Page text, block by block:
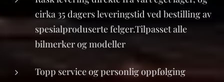
cirka 35 dagers leveringstid ved bestilling av
spesialproduserte felger.Tilpasset alle
bilmerker og modeller
Topp service og personlig oppfølging